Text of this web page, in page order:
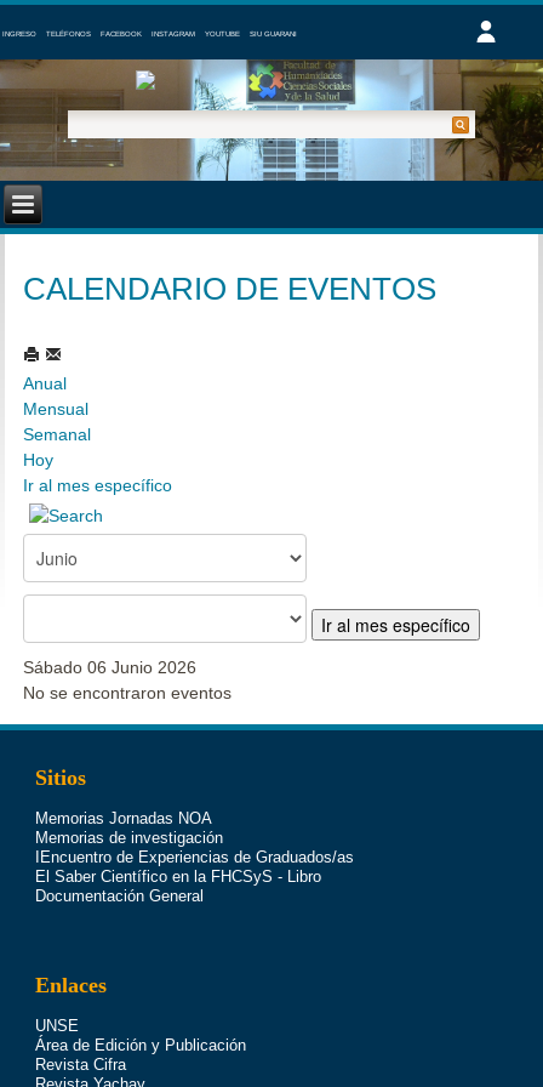
INGRESO TELÉFONOS FACEBOOK INSTAGRAM YOUTUBE SIU GUARANI
CALENDARIO DE EVENTOS
Anual
Mensual
Semanal
Hoy
Ir al mes específico
Ir al mes específico
Sábado 06 Junio 2026
No se encontraron eventos
Sitios
Memorias Jornadas NOA
Memorias de investigación
IEncuentro de Experiencias de Graduados/as
El Saber Científico en la FHCSyS - Libro
Documentación General
Enlaces
UNSE
Área de Edición y Publicación
Revista Cifra